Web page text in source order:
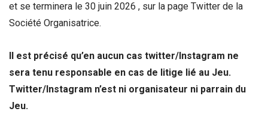
et se terminera le 30 juin 2026 , sur la page Twitter de la
Société Organisatrice.
Il est précisé qu’en aucun cas twitter/Instagram ne
sera tenu responsable en cas de litige lié au Jeu.
Twitter/Instagram n’est ni organisateur ni parrain du
Jeu.